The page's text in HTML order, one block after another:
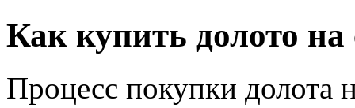
Как купить долото
Процесс покупки долота